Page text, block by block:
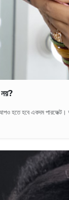
হতে হবে একদম